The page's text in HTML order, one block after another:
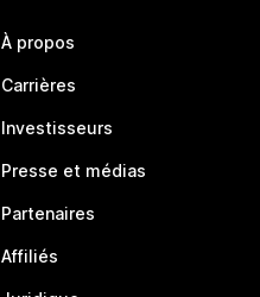
À propos
Carrières
Investisseurs
Presse et médias
Partenaires
Affiliés